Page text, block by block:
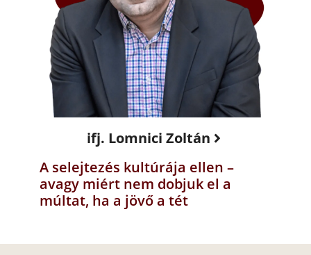
ifj. Lomnici Zoltán
A selejtezés kultúrája ellen –
avagy miért nem dobjuk el a
múltat, ha a jövő a tét